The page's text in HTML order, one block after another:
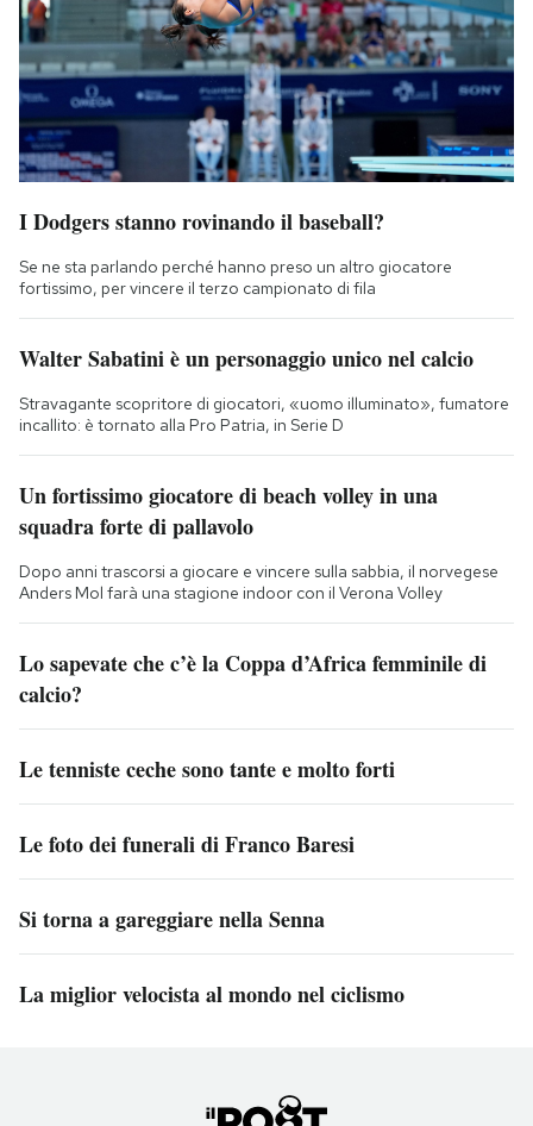
I Dodgers stanno rovinando il baseball?
Se ne sta parlando perché hanno preso un altro giocatore
fortissimo, per vincere il terzo campionato di fila
Walter Sabatini è un personaggio unico nel calcio
Stravagante scopritore di giocatori, «uomo illuminato», fumatore
incallito: è tornato alla Pro Patria, in Serie D
Un fortissimo giocatore di beach volley in una
squadra forte di pallavolo
Dopo anni trascorsi a giocare e vincere sulla sabbia, il norvegese
Anders Mol farà una stagione indoor con il Verona Volley
Lo sapevate che c’è la Coppa d’Africa femminile di
calcio?
Le tenniste ceche sono tante e molto forti
Le foto dei funerali di Franco Baresi
Si torna a gareggiare nella Senna
La miglior velocista al mondo nel ciclismo